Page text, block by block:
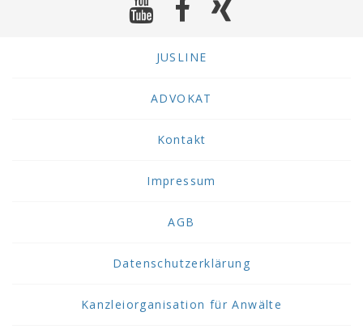
JUSLINE
ADVOKAT
Kontakt
Impressum
AGB
Datenschutzerklärung
Kanzleiorganisation für Anwälte